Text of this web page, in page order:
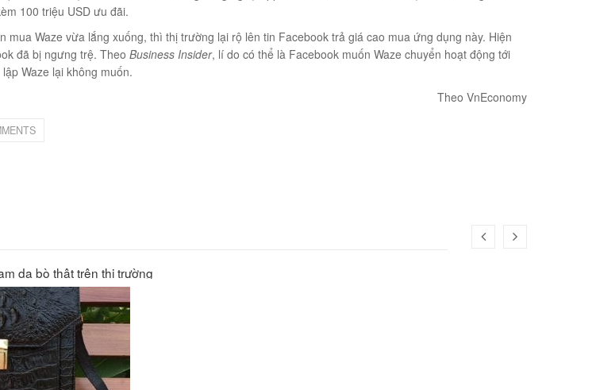
100 triệu USD ưu đãi.
mua Waze vừa lắng xuống, thì thị trường lại rộ lên tin Facebook trả giá cao mua ứng dụng này. Hiện
đã bị ngưng trệ. Theo Business Insider, lí do có thể là Facebook muốn Waze chuyển hoạt động tới
Waze lại không muốn.
Theo VnEconomy
da bò thật trên thị trường